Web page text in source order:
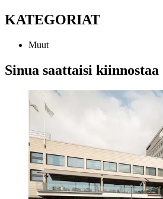
KATEGORIAT
Muut
Sinua saattaisi kiinnostaa